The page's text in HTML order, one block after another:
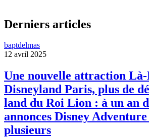
Derniers articles
baptdelmas
12 avril 2025
Une nouvelle attraction
Disneyland Paris, plus de
land du Roi Lion : à un an
annonces Disney
plusieurs